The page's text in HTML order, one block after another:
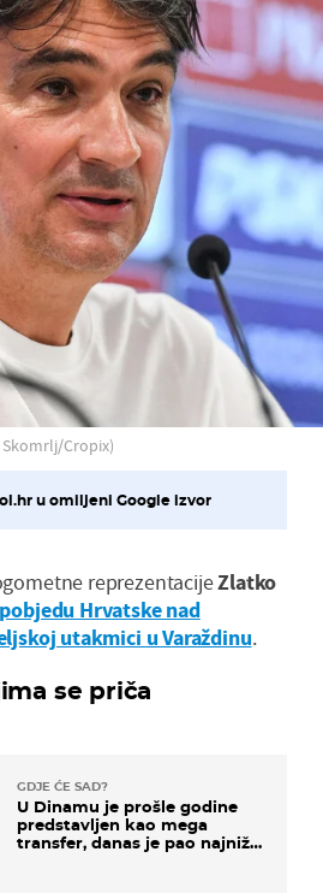
Cropix)
u omiljeni Google izvor
reprezentacijeZlatko
pobjedu Hrvatske nad
utakmici u Varaždinu.
se priča
GDJE ĆE SAD?
U Dinamu je prošle godine
predstavljen kao mega
transfer, danas je pao najniže